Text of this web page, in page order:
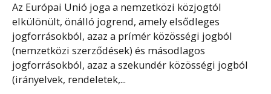
Az Európai Unió joga a nemzetközi közjogtól
elkülönült, önálló jogrend, amely elsődleges
jogforrásokból, azaz a prímér közösségi jogból
(nemzetközi szerződések) és másodlagos
jogforrásokból, azaz a szekundér közösségi jogból
(irányelvek, rendeletek,...